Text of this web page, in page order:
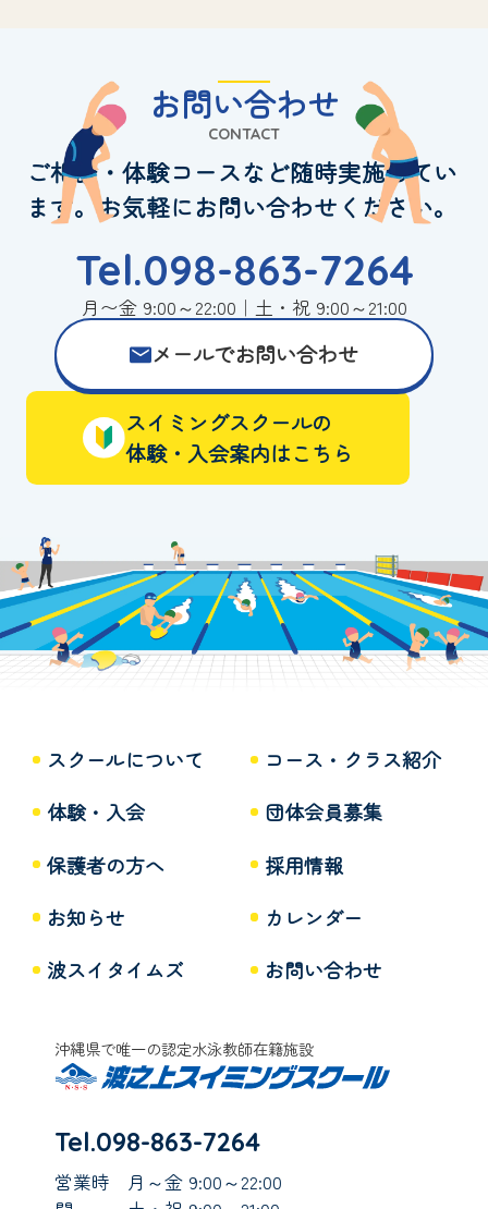
お問い合わせ
CONTACT
ご相談・体験コースなど随時実施してい
ます。お気軽にお問い合わせください。
Tel.098-863-7264
月〜金 9:00～22:00｜土・祝 9:00～21:00
メールでお問い合わせ
スイミングスクールの
体験・入会案内はこちら
スクールについて
コース・クラス紹介
体験・入会
団体会員募集
保護者の方へ
採用情報
お知らせ
カレンダー
波スイタイムズ
お問い合わせ
沖縄県で唯一の認定水泳教師在籍施設
Tel.098-863-7264
営業時
月～金 9:00～22:00